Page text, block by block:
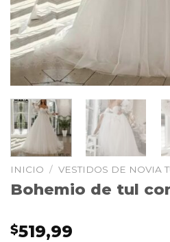
INICIO / VESTIDOS DE NOVIA
Bohemio de tul
$519,99